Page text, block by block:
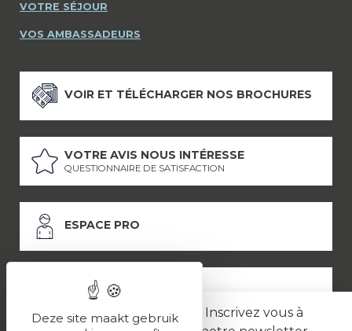
Inscrivez vous à
VOTRE SÉJOUR
VOS AMBASSADEURS
VOIR ET TÉLÉCHARGER NOS BROCHURES
VOTRE AVIS NOUS INTÉRESSE
QUESTIONNAIRE DE SATISFACTION
ESPACE PRO
ESPACE PRESSE
Deze site maakt gebruik